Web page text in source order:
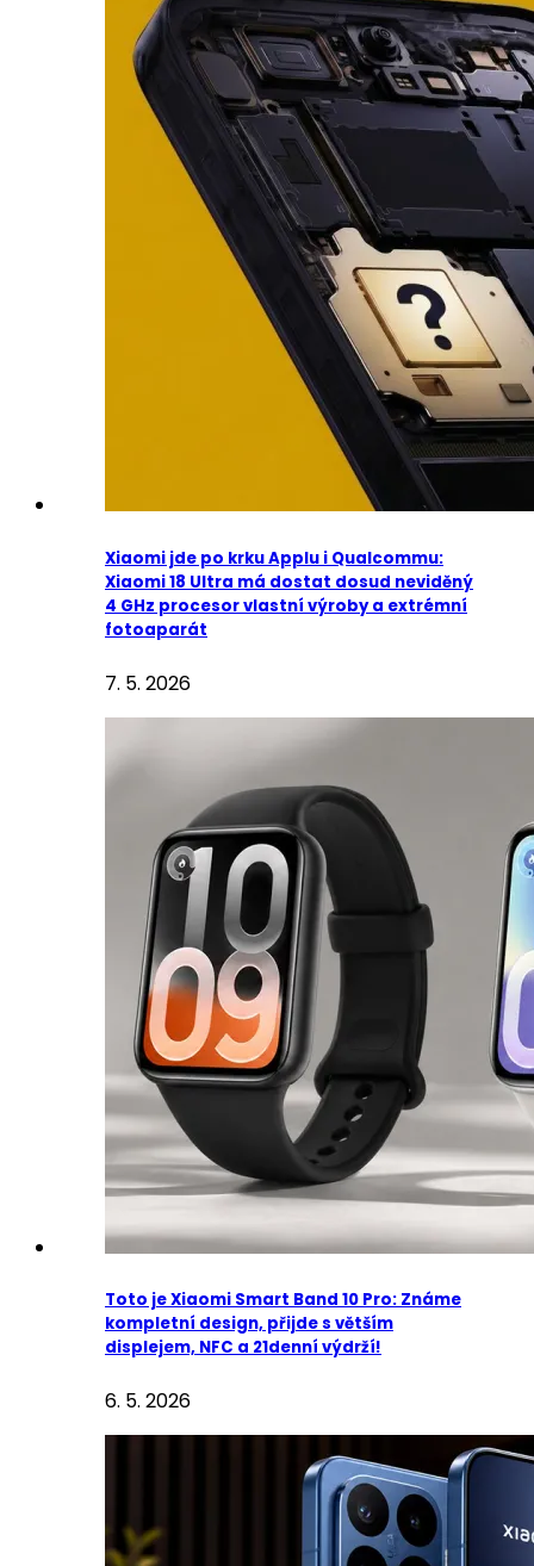
Xiaomi jde po krku Applu i Qualcommu:
Xiaomi 18 Ultra má dostat dosud neviděný
4 GHz procesor vlastní výroby a extrémní
fotoaparát
7. 5. 2026
Toto je Xiaomi Smart Band 10 Pro: Známe
kompletní design, přijde s větším
displejem, NFC a 21denní výdrží!
6. 5. 2026